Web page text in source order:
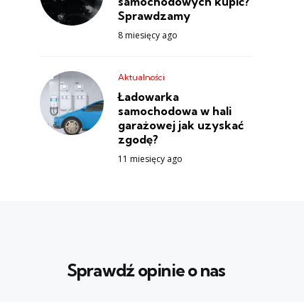
Sprawdzamy
8 miesięcy ago
Aktualności
Ładowarka
samochodowa w hali
garażowej jak uzyskać
zgodę?
11 miesięcy ago
Sprawdź opinie o nas